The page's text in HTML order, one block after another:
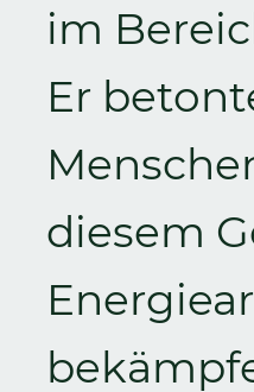
im
Er
diesem